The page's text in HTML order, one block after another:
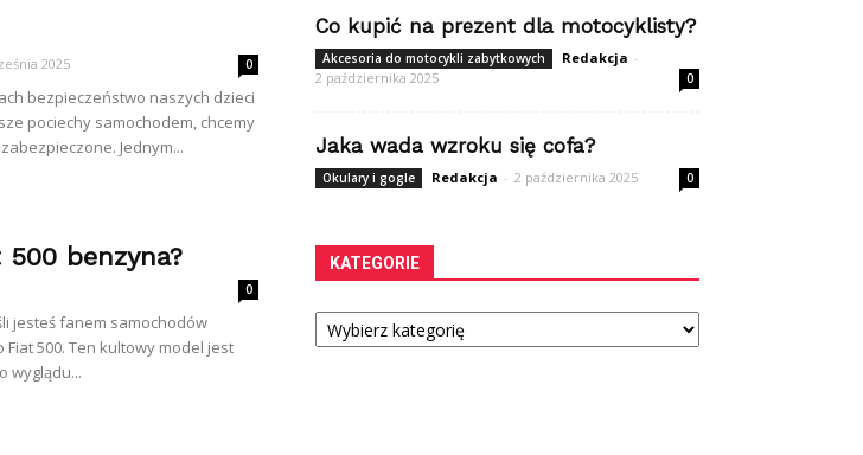
2025 0
bezpieczeństwo naszych dzieci
pociechy samochodem, chcemy
Jednym...
benzyna?
0
jesteś fanem samochodów
Fiat 500. Ten kultowy model jest
wyglądu...
Co kupić na prezent dla motocyklisty?
Akcesoria do motocykli zabytkowych Redakcja -
2 października 2025
0
Jaka wada wzroku się cofa?
Okulary i gogle Redakcja - 2 października 2025 0
KATEGORIE
Kategorie